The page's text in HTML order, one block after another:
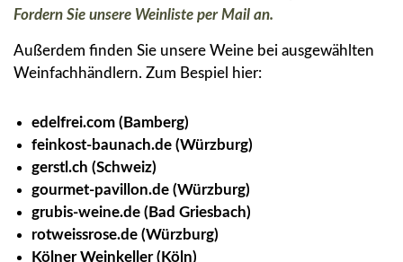
Fordern Sie unsere Weinliste per Mail an.
Außerdem finden Sie unsere Weine bei ausgewählten
Weinfachhändlern. Zum Bespiel hier:
edelfrei.com (Bamberg)
feinkost-baunach.de (Würzburg)
gerstl.ch (Schweiz)
gourmet-pavillon.de (Würzburg)
grubis-weine.de (Bad Griesbach)
rotweissrose.de (Würzburg)
Kölner Weinkeller (Köln)